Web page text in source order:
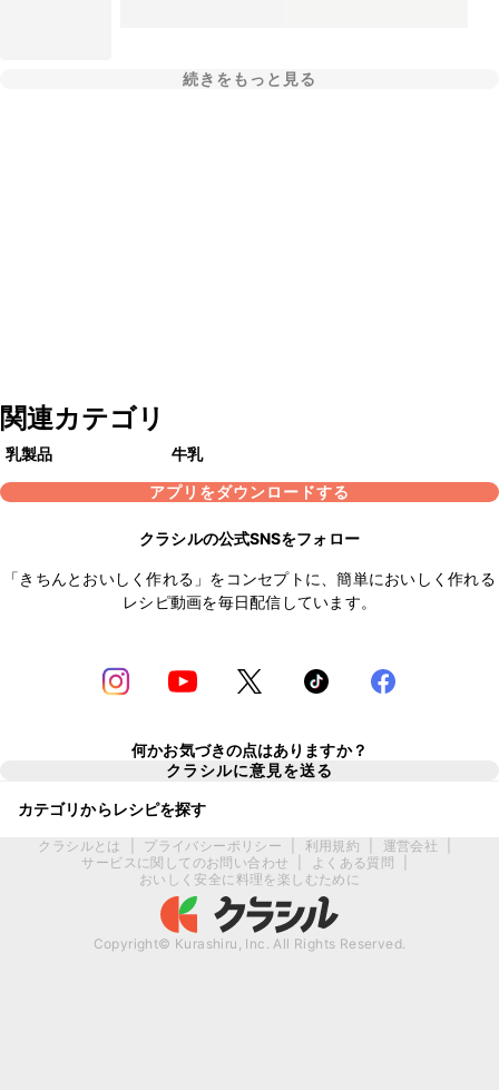
続きをもっと見る
関連カテゴリ
乳製品
牛乳
アプリをダウンロードする
クラシルの公式SNSをフォロー
「きちんとおいしく作れる」をコンセプトに、簡単においしく作れる
レシピ動画を毎日配信しています。
何かお気づきの点はありますか？
クラシルに意見を送る
カテゴリからレシピを探す
クラシルとは プライバシーポリシー 利用規約 運営会社
サービスに関してのお問い合わせ
よくある質問
おいしく安全に料理を楽しむために
Copyright© Kurashiru, Inc. All Rights Reserved.